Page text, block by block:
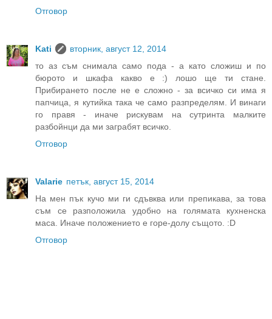
Отговор
Kati
вторник, август 12, 2014
то аз съм снимала само пода - а като сложиш и по
бюрото и шкафа какво е :) лошо ще ти стане.
Прибирането после не е сложно - за всичко си има я
папчица, я кутийка така че само разпределям. И винаги
го правя - иначе рискувам на сутринта малките
разбойнци да ми заграбят всичко.
Отговор
Valarie петък, август 15, 2014
На мен пък кучо ми ги сдъвква или препикава, за това
съм се разположила удобно на голямата кухненска
маса. Иначе положението е горе-долу същото. :D
Отговор